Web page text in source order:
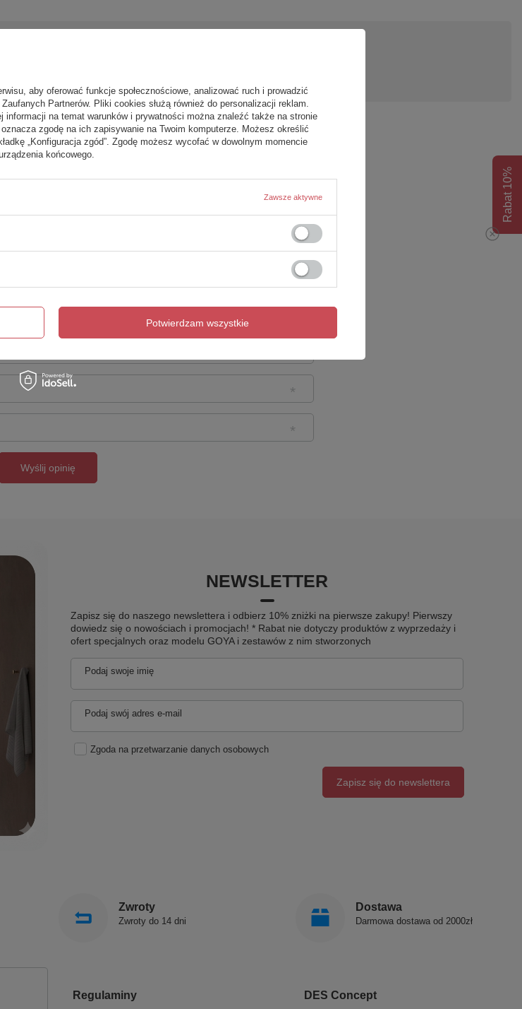
i odpowiedzi publikując dla
swoją opinię
Twoja ocena:
Wyślij opinię
NEWSLETTER
Zapisz się do naszego newslettera i odbierz 10% zniżki na pierwsze zakupy! Pierwszy
dowiedz się o nowościach i promocjach! * Rabat nie dotyczy produktów z wyprzedaży i
ofert specjalnych oraz modelu GOYA i zestawów z nim stworzonych
Podaj swoje imię
Podaj swój adres e-mail
Zgoda na przetwarzanie danych osobowych
Zapisz się do newslettera
Zwroty
Zwroty do 14 dni
Dostawa
Darmowa dostawa od 2000zł
Regulaminy DES Concept
Rabat 10%
aby oferować funkcje społecznościowe, analizować ruch i prowadzić
Partnerów. Pliki cookies służą również do personalizacji reklam.
informacji na temat warunków i prywatności można znaleźć także na stronie
zgodę na ich zapisywanie na Twoim komputerze. Możesz określić
„Konfiguracja zgód”. Zgodę możesz wycofać w dowolnym momencie
końcowego.
Zawsze aktywne
Potwierdzam wszystkie